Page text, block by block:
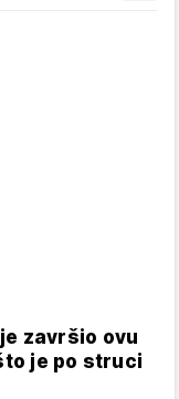
završio ovu
je po struci